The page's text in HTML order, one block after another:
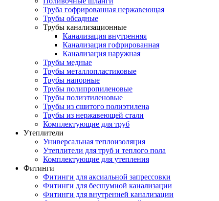
Труба гофрированная нержавеющая
Трубы обсадные
Трубы канализационные
Канализация внутренняя
Канализация гофрированная
Канализация наружная
Трубы медные
Трубы металлопластиковые
Трубы напорные
Трубы полипропиленовые
Трубы полиэтиленовые
Трубы из сшитого полиэтилена
Трубы из нержавеющей стали
Комплектующие для труб
Утеплители
Универсальная теплоизоляция
Утеплители для труб и теплого пола
Комплектующие для утепления
Фитинги
Фитинги для аксиальной запрессовки
Фитинги для бесшумной канализации
Фитинги для внутренней канализации